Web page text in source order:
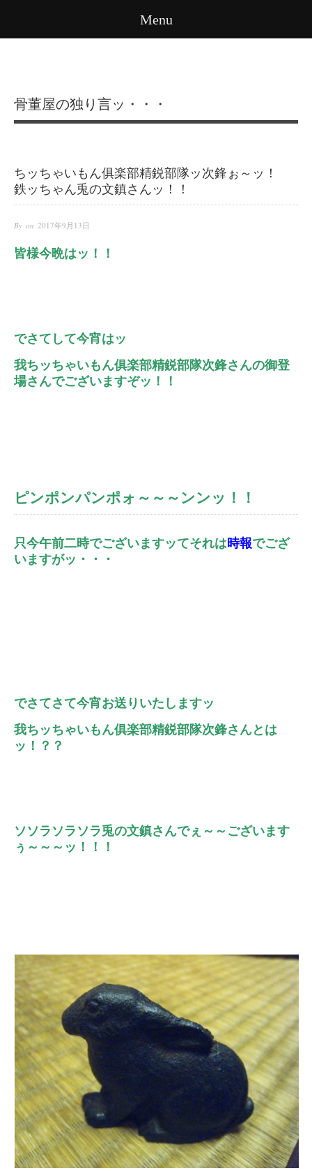
Menu
骨董屋の独り言ッ・・・
ちッちゃいもん俱楽部精鋭部隊ッ次鋒ぉ～ッ！
鉄ッちゃん兎の文鎮さんッ！！
By on 2017年9月13日
皆様今晩はッ！！
でさてして今宵はッ
我ちッちゃいもん俱楽部精鋭部隊次鋒さんの御登
場さんでございますぞッ！！
ピンポンパンポォ～～～ンンッ！！
只今午前二時でございますッてそれは時報でござ
いますがッ・・・
でさてさて今宵お送りいたしますッ
我ちッちゃいもん俱楽部精鋭部隊次鋒さんとは
ッ！？？
ソソラソラソラ兎の文鎮さんでぇ～～ございます
ぅ～～～ッ！！！